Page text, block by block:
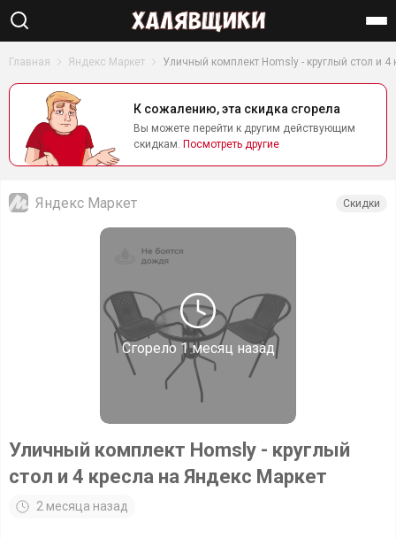
Найти
Главная Яндекс Маркет Уличный комплект Homsly - круглый стол и 4
К сожалению, эта скидка сгорела
Вы можете перейти к другим действующим
скидкам. Посмотреть другие
Сгорело 1 месяц назад
Яндекс Маркет Скидки
Уличный комплект Homsly - круглый
стол и 4 кресла на Яндекс Маркет
2 месяца назад